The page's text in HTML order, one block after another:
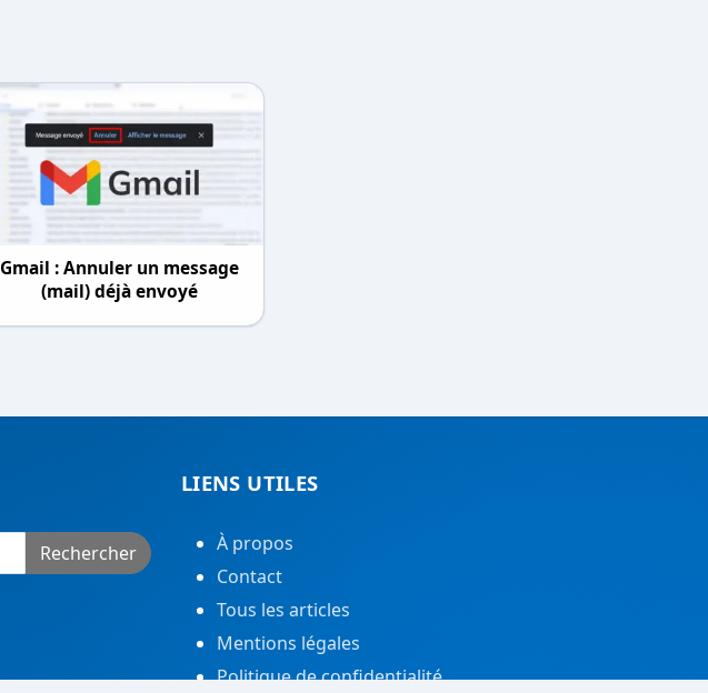
Gmail : Annuler un message
(mail) déjà envoyé
Rechercher
LIENS UTILES
À propos
Contact
Tous les articles
Mentions légales
Politique de confidentialité